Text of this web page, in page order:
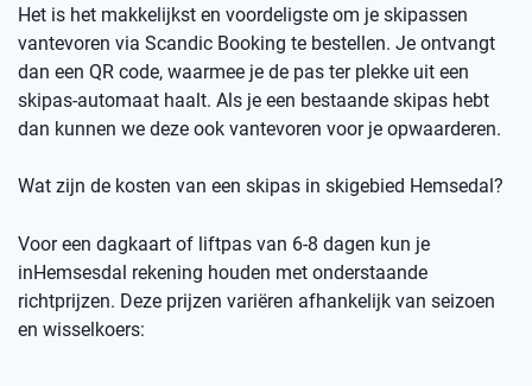
Het is het makkelijkst en voordeligste om je skipassen
vantevoren via Scandic Booking te bestellen. Je ontvangt
dan een QR code, waarmee je de pas ter plekke uit een
skipas-automaat haalt. Als je een bestaande skipas hebt
dan kunnen we deze ook vantevoren voor je opwaarderen.
Wat zijn de kosten van een skipas in skigebied Hemsedal ?
Voor een dagkaart of liftpas van 6-8 dagen kun je
inHemsesdal rekening houden met onderstaande
richtprijzen. Deze prijzen variëren afhankelijk van seizoen
en wisselkoers: